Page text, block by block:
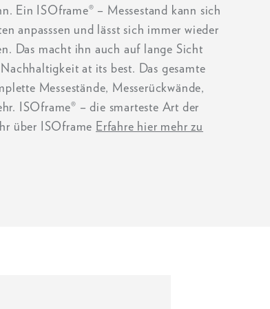
Ein ISOframe® – Messestand kann sich
anpasssen und lässt sich immer wieder
Das macht ihn auch auf lange Sicht
at its best. Das gesamte
Messestände, Messerückwände,
ISOframe® – die smarteste Art der
über ISOframe Erfahre hier mehr zu